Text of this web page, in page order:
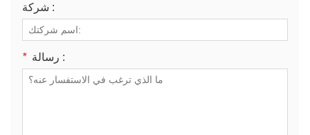
شركة :
* رسالة :